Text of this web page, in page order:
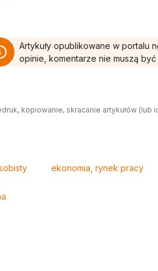
Artykuły opublikowane w portalu
opinie, komentarze nie muszą
kopiowanie, skracanie artykułów
ekonomia, rynek pracy